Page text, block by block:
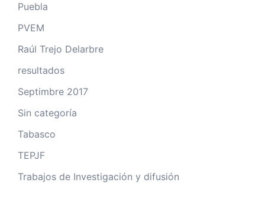
Puebla
PVEM
Raúl Trejo Delarbre
resultados
Septimbre 2017
Sin categoría
Tabasco
TEPJF
Trabajos de Investigación y difusión